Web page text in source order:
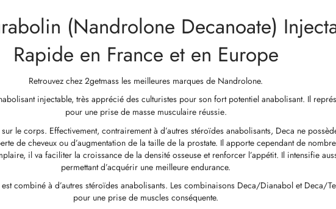
(Nandrolone Decanoate)
Rapide en France et en Europe
Retrouvez chez 2getmass les meilleures marques de Nandrolone.
injectable, très apprécié des culturistes pour son fort potentiel anabolisant. Il
pour une prise de masse musculaire réussie.
le corps. Effectivement, contrairement à d’autres stéroïdes anabolisants, Deca ne
de cheveux ou d’augmentation de la taille de la prostate. Il apporte cependant de
il va faciliter la croissance de la densité osseuse et renforcer l’appétit. Il intensifie
permettant d’acquérir une meilleure endurance.
combiné à d’autres stéroïdes anabolisants. Les combinaisons Deca/Dianabol et Deca/
pour une prise de muscles conséquente.